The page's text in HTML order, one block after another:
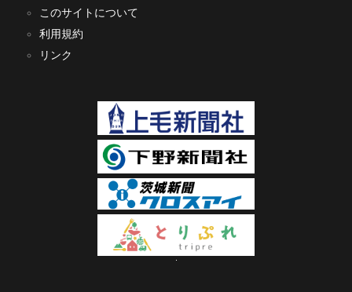
このサイトについて
利用規約
リンク